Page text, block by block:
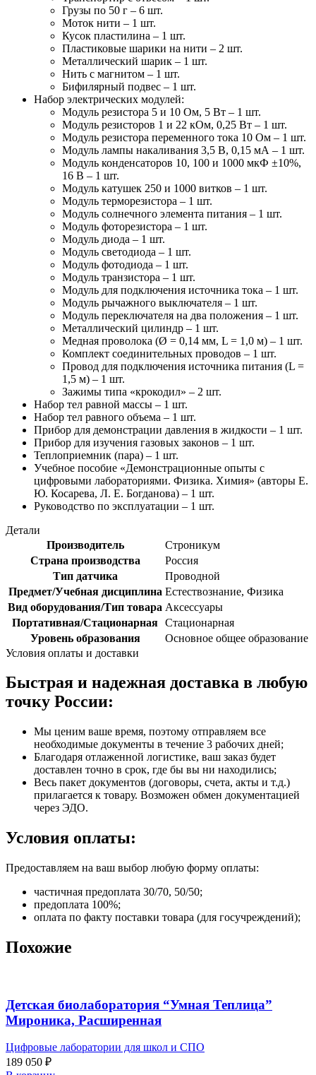
Грузы по 50 г – 6 шт.
Моток нити – 1 шт.
Кусок пластилина – 1 шт.
Пластиковые шарики на нити – 2 шт.
Металлический шарик – 1 шт.
Нить с магнитом – 1 шт.
Бифилярный подвес – 1 шт.
Набор электрических модулей:
Модуль резистора 5 и 10 Ом, 5 Вт – 1 шт.
Модуль резисторов 1 и 22 кОм, 0,25 Вт – 1 шт.
Модуль резистора переменного тока 10 Ом – 1 шт.
Модуль лампы накаливания 3,5 В, 0,15 мА – 1 шт.
Модуль конденсаторов 10, 100 и 1000 мкФ ±10%,
16 В – 1 шт.
Модуль катушек 250 и 1000 витков – 1 шт.
Модуль терморезистора – 1 шт.
Модуль солнечного элемента питания – 1 шт.
Модуль фоторезистора – 1 шт.
Модуль диода – 1 шт.
Модуль светодиода – 1 шт.
Модуль фотодиода – 1 шт.
Модуль транзистора – 1 шт.
Модуль для подключения источника тока – 1 шт.
Модуль рычажного выключателя – 1 шт.
Модуль переключателя на два положения – 1 шт.
Металлический цилиндр – 1 шт.
Медная проволока (Ø = 0,14 мм, L = 1,0 м) – 1 шт.
Комплект соединительных проводов – 1 шт.
Провод для подключения источника питания (L =
1,5 м) – 1 шт.
Зажимы типа «крокодил» – 2 шт.
Набор тел равной массы – 1 шт.
Набор тел равного объема – 1 шт.
Прибор для демонстрации давления в жидкости – 1 шт.
Прибор для изучения газовых законов – 1 шт.
Теплоприемник (пара) – 1 шт.
Учебное пособие «Демонстрационные опыты с
цифровыми лабораториями. Физика. Химия» (авторы Е.
Ю. Косарева, Л. Е. Богданова) – 1 шт.
Руководство по эксплуатации – 1 шт.
Детали
Производитель
Строникум
Страна производства
Россия
Тип датчика
Проводной
Предмет/Учебная дисциплина Естествознание, Физика
Вид оборудования/Тип товара Аксессуары
Портативная/Стационарная Стационарная
Уровень образования
Основное общее образование
Условия оплаты и доставки
Быстрая и надежная доставка в любую
точку России:
Мы ценим ваше время, поэтому отправляем все
необходимые документы в течение 3 рабочих дней;
Благодаря отлаженной логистике, ваш заказ будет
доставлен точно в срок, где бы вы ни находились;
Весь пакет документов (договоры, счета, акты и т.д.)
прилагается к товару. Возможен обмен документацией
через ЭДО.
Условия оплаты:
Предоставляем на ваш выбор любую форму оплаты:
частичная предоплата 30/70, 50/50;
предоплата 100%;
оплата по факту поставки товара (для госучреждений);
Похожие
Детская биолаборатория “Умная Теплица”
Мироника, Расширенная
Цифровые лаборатории для школ и СПО
189 050 ₽